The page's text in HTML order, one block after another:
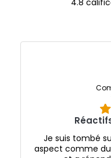
Je suis tombé
aspect comme